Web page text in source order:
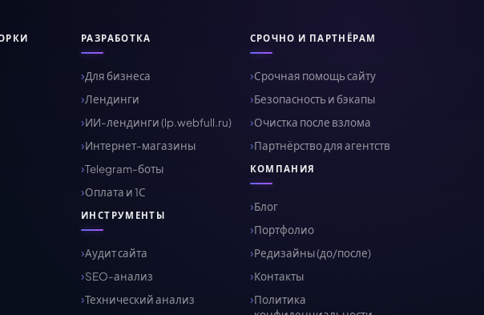
РАЗРАБОТКА
Для бизнеса
Лендинги
ИИ-лендинги (lp.webfull.ru)
Интернет-магазины
Telegram-боты
Оплата и 1С
ИНСТРУМЕНТЫ
Аудит сайта
SEO-анализ
Технический анализ
СРОЧНО И ПАРТНЁРАМ
Срочная помощь сайту
Безопасность и бэкапы
Очистка после взлома
Партнёрство для агентств
КОМПАНИЯ
Блог
Портфолио
Редизайны (до/после)
Контакты
Политика